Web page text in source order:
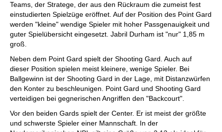
Teams, der Stratege, der aus den Rückraum die zumeist fest
einstudierten Spielzüge eröffnet. Auf der Position des Point Gard
werden "kleine" wendige Spieler mit hoher Passgenauigkeit und
guter Spielübersicht eingesetzt. Jabril Durham ist "nur" 1,85 m
groß.
Neben dem Point Gard spielt der Shooting Gard. Auch auf
dieser Position spielen meist kleinere, wenige Spieler. Bei
Ballgewinn ist der Shooting Gard in der Lage, mit Distanzwürfen
den Konter zu beschleunigen. Point Gard und Shooting Gard
verteidigen bei gegnerischen Angriffen den "Backcourt".
Vor den beiden Gards spielt der Center. Er ist meist der größte
und schwerste Spieler einer Mannschaft. In der